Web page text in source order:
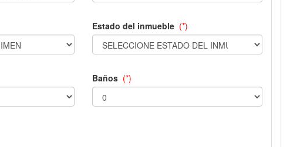
Estado del inmueble (*)
Baños (*)